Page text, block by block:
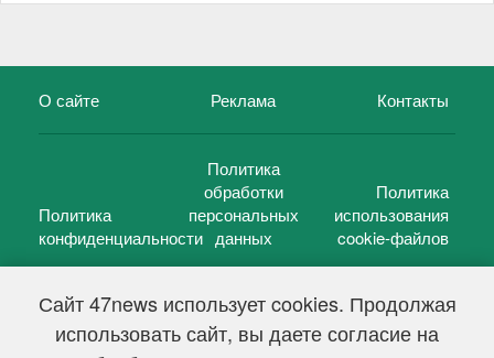
Сайт 47news использует cookies. Продолжая
использовать сайт, вы даете согласие на
О сайте Реклама Контакты
Политика
конфиденциальности
Политика
обработки
персональных
данных
Политика
использования
cookie-файлов
47 новостей (47 news)2005 — 2026 г.